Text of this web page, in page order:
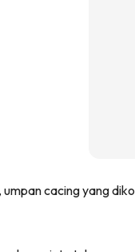
cacing yang